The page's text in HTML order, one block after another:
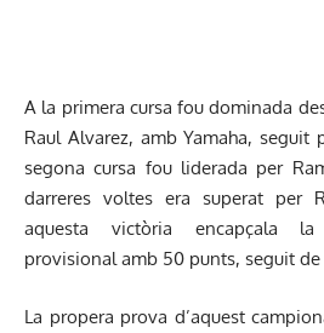
A la primera cursa fou dominada
Raul Alvarez, amb Yamaha, seguit
segona cursa fou liderada per
darreres voltes era superat per
aquesta victòria encapçala la
provisional amb 50 punts, seguit de
La propera prova d’aquest